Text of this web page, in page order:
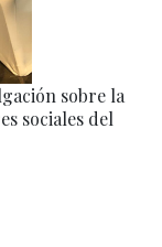
sobre la
sociales del